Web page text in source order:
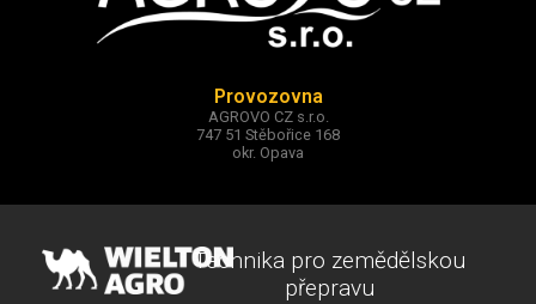
Provozovna
AGROVO CZ s.r.o.
747 51 Stěbořice 168
okr. Opava
Technika pro zemědělskou
přepravu